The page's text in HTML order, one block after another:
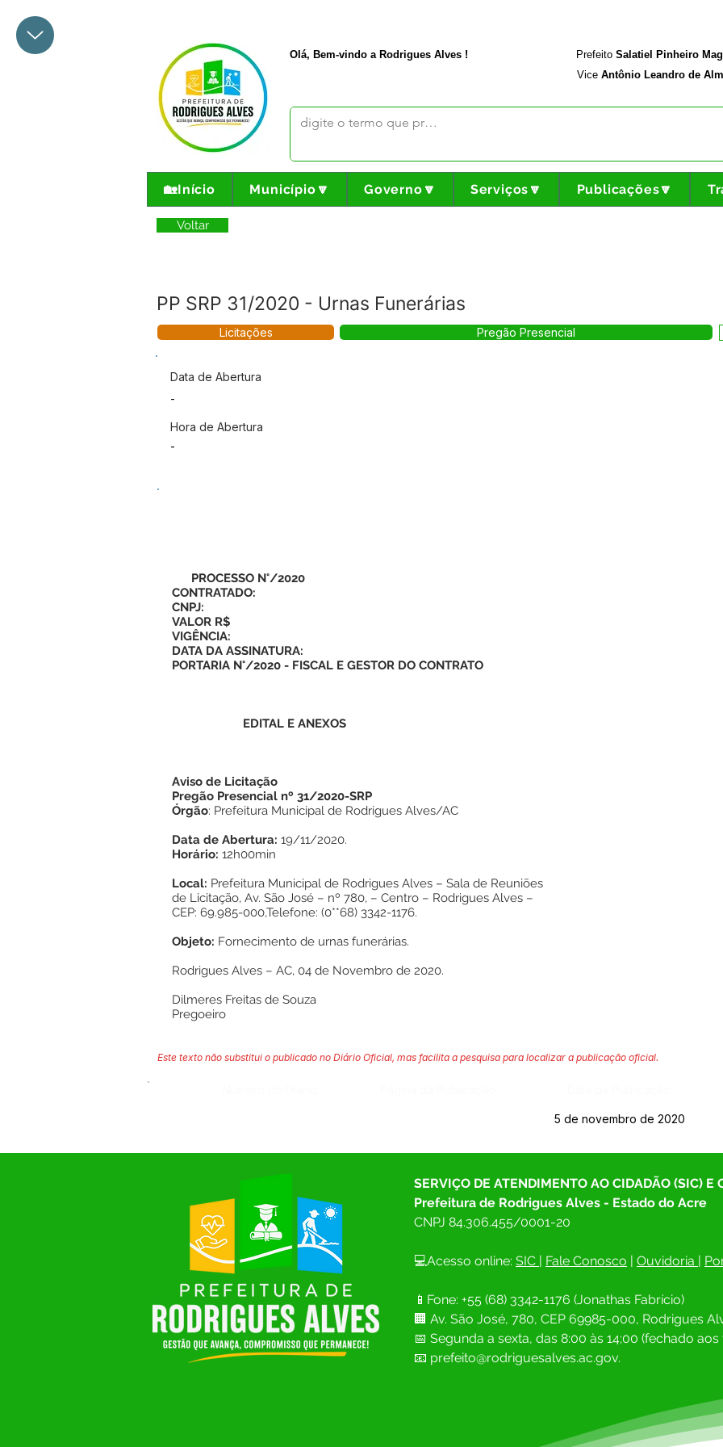
Olá, Bem-vindo a Rodrigues Alves ! Prefeito Salatiel Pinheiro
Vice Antônio Leandro de
🏡Início Município🔽 Governo🔽 Serviços🔽 Publicações🔽
Voltar
PP SRP 31/2020 - Urnas Funerárias
Licitações Pregão Presencial
Data de Abertura
-
Hora de Abertura
-
PROCESSO N°/2020
CONTRATADO:
CNPJ:
VALOR R$
VIGÊNCIA:
DATA DA ASSINATURA:
PORTARIA N°/2020 - FISCAL E GESTOR DO CONTRATO
EDITAL E ANEXOS
Aviso de Licitação
Pregão Presencial nº 31/2020-SRP
Órgão: Prefeitura Municipal de Rodrigues Alves/AC
Data de Abertura: 19/11/2020.
Horário: 12h00min
Local: Prefeitura Municipal de Rodrigues Alves – Sala de Reuniões
de Licitação, Av. São José – nº 780, – Centro – Rodrigues Alves –
CEP: 69.985-000,Telefone: (0**68) 3342-1176.
Objeto: Fornecimento de urnas funerárias.
Rodrigues Alves – AC, 04 de Novembro de 2020.
Dilmeres Freitas de Souza
Pregoeiro
Este texto não substitui o publicado no Diário Oficial, mas facilita a pesquisa para localizar a publicação oficial.
5 de novembro de 2020
SERVIÇO DE ATENDIMENTO AO CIDADÃO (SIC) E
Prefeitura de Rodrigues Alves - Estado do Acre
CNPJ 84.306.455/0001-20
💻Acesso online: SIC | Fale Conosco | Ouvidoria |
📱Fone: +55 (68) 3342-1176 (Jonathas Fabrício)
🏢 Av. São José, 780, CEP 69985-000, Rodrigues
📅 Segunda a sexta, das 8:00 às 14;00 (fechado
📧 prefeito@rodriguesalves.ac.gov.